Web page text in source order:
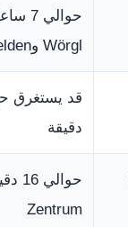
Wörgl وSaalfelden
دقيقة
Zentrum